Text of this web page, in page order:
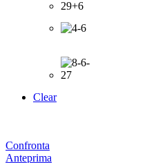
Clear
Confronta
Anteprima